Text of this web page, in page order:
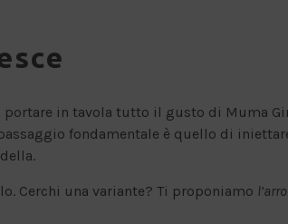
portare in tavola tutto il gusto di Muma
fondamentale è quello di
Cerchi una variante? Ti proponiamo